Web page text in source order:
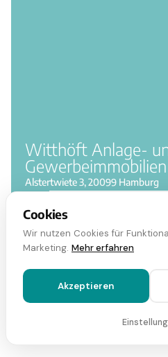
Witthöft Anlage-
Alstertwiete 3, 20099 Hamburg
Cookies
Wir nutzen Cookies für
Marketing. Mehr erfahren
Akzeptieren